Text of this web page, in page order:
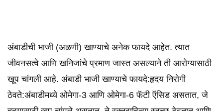
अंबाडीची भाजी (अळणी) खाण्याचे अनेक फायदे आहेत. त्यात
जीवनसत्वे आणि खनिजांचे प्रमाण जास्त असल्याने ती आरोग्यासाठी
खूप चांगली आहे. अंबाडी भाजी खाण्याचे फायदे:हृदय निरोगी
ठेवते:अंबाडीमध्ये ओमेगा-3 आणि ओमेगा-6 फॅटी ऍसिड असतात, जे